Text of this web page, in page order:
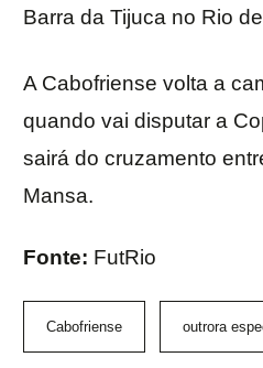
Barra da Tijuca no Rio
A Cabofriense volta a
quando vai disputar a
sairá do cruzamento
Mansa.
Fonte: FutRio
Cabofriense outrora